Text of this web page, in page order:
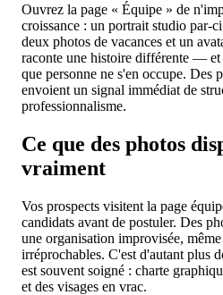
Ouvrez la page « Équipe » de
croissance : un portrait studio par-
deux photos de vacances et un
raconte une histoire différente — et
que personne ne s'en occupe. Des
envoient un signal immédiat de
professionnalisme.
Ce que des photos
vraiment
Vos prospects visitent la page
candidats avant de postuler. Des
une organisation improvisée,
irréprochables. C'est d'autant plus
est souvent soigné : charte
et des visages en vrac.